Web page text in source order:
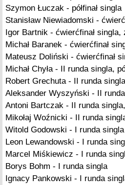
Szymon Łuczak - półfinał singla
Stanisław Niewiadomski -
Igor Bartnik - ćwierćfinał
Michał Baranek - ćwierćfinał
Mateusz Doliński - ćwierćfinał
Michał Chyła - II runda singla,
Robert Grechuta - II runda singla
Aleksander Wyszyński - II
Antoni Bartczak - II runda singla,
Mikołaj Woźnicki - II runda
Witold Godowski - I runda singla
Leon Lewandowski - I runda
Marcel Miśkiewicz - I runda
Borys Bohm - I runda singla
Ignacy Pankowski - I runda